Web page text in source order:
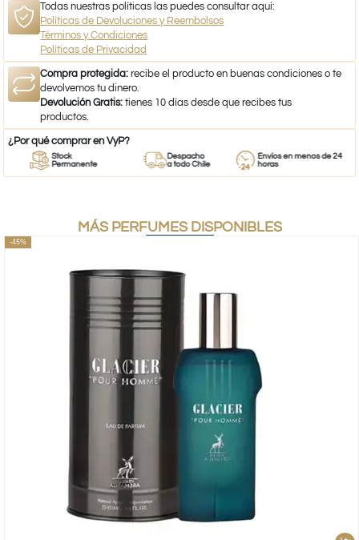
Todas nuestras políticas las puedes consultar aquí:
Políticas de Devoluciones y Reembolsos
Términos y Condiciones
Políticas de Privacidad
Compra protegida: recibe el producto en buenas condiciones o te
devolvemos tu dinero.
Devolución Gratis: tienes 10 días desde que recibes tus
productos.
¿Por qué comprar en VyP?
Stock
Permanente
Despacho
a todo Chile
Envíos en menos de 24
horas
MÁS PERFUMES DISPONIBLES
-45%